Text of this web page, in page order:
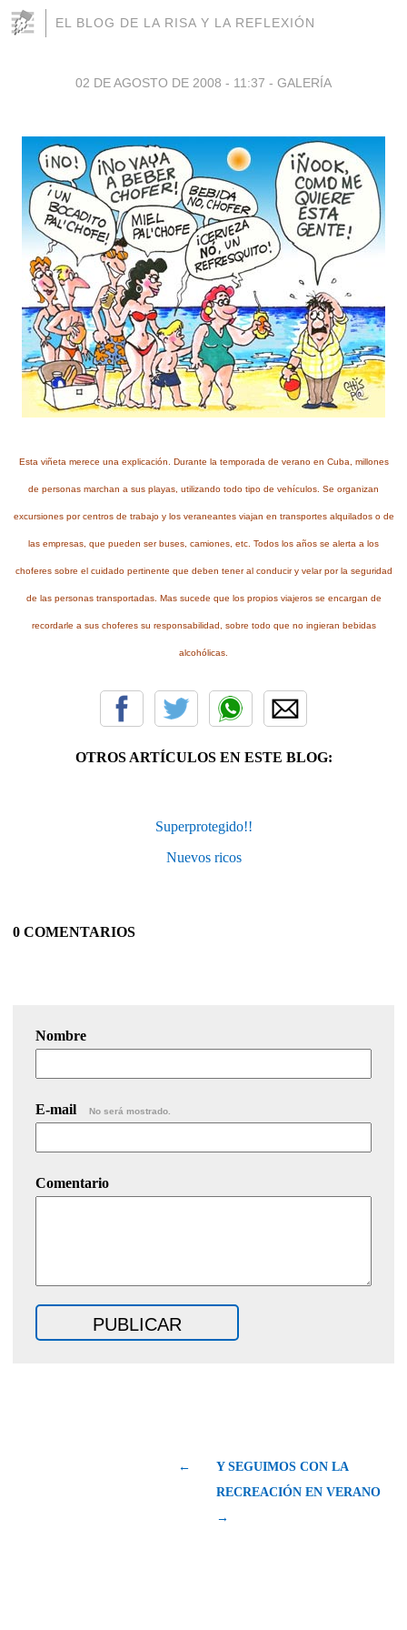
EL BLOG DE LA RISA Y LA REFLEXIÓN
02 DE AGOSTO DE 2008 - 11:37 - GALERÍA
Esta viñeta merece una explicación. Durante la temporada de verano en Cuba, millones
de personas marchan a sus playas, utilizando todo tipo de vehículos. Se organizan
excursiones por centros de trabajo y los veraneantes viajan en transportes alquilados o de
las empresas, que pueden ser buses, camiones, etc. Todos los años se alerta a los
choferes sobre el cuidado pertinente que deben tener al conducir y velar por la seguridad
de las personas transportadas. Mas sucede que los propios viajeros se encargan de
recordarle a sus choferes su responsabilidad, sobre todo que no ingieran bebidas
alcohólicas.
OTROS ARTÍCULOS EN ESTE BLOG:
Superprotegido!!
Nuevos ricos
0 COMENTARIOS
Nombre
E-mail No será mostrado.
Comentario
←
Y SEGUIMOS CON LA
RECREACIÓN EN VERANO
→